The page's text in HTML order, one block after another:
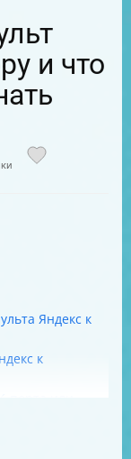
и что
Яндекс к
к
после